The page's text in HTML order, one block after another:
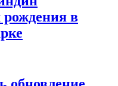
рождения в